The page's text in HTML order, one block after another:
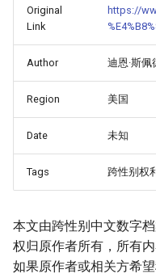
Original
Link
https://
Author 迪恩·斯佩
Region 美国
Date 未知
Tags 跨性别权
本文由跨性别中文数字
权归原作者所有，所有
如果原作者或相关方希